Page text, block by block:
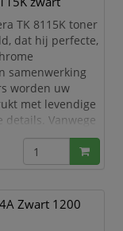
en
kantore
TK 8115K toner
dat hij perfecte,
samenwerking
worden uw
met levendige
Vanwege
u tot wel
u deze TK8115
Zwart 1200